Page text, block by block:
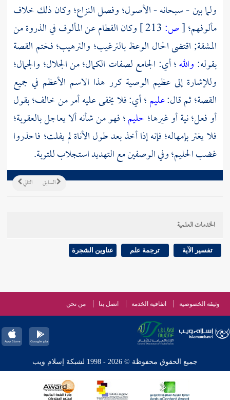
ولما بين - سبحانه - الأصول؛ وفصل النزاع؛ وكان ذلك خلاف
مألوفهم؛[ص:
وكان الفطام عن المألوف في الذروة من
المشقة; اقتضى الحال الوعظ بالترغيب؛ والترهيب؛ فختم القصة
بقوله: والله؛ أي: الجامع لصفات الكمال؛ من الجلال؛ والجمال؛
وللإشارة إلى عظيم الوصية كرر هذا الاسم الأعظم في جميع
القصة؛ ثم قال:عليم؛ أي: فلا يخفى عليه أمر من خالف؛ بقول
أو فعل؛ نية أو غيرها؛حليم؛ فهو من شأنه ألا يعاجل بالعقوبة؛
فلا يغتر بإمهاله؛ فإنه إذا أخذ بعد طول الأناة لم يفلت؛ فاحذروا
غضب الحليم؛ وفي الوصفين مع التهديد استجلاب للتوبة.
التالي السابق
الخدمات العلمية
تفسير الآية ترجمة علم عناوين الشجرة
وثيقة الخصوصية اتفاقية الخدمة اتصل بنا من نحن
جميع الحقوق محفوظة © 2026 - 1998 لشبكة إسلام ويب